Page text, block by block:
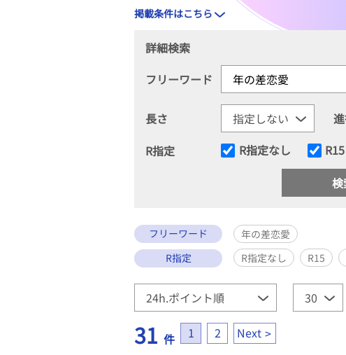
掲載条件はこちら
詳細検索
フリーワード
長さ
R指定
R指定なし R15
フリーワード
年の差恋愛
R指定
R指定なし R15
31 件 1 2 Next